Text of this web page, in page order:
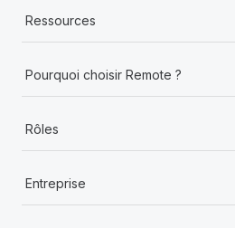
Ressources
Pourquoi choisir Remote ?
Rôles
Entreprise